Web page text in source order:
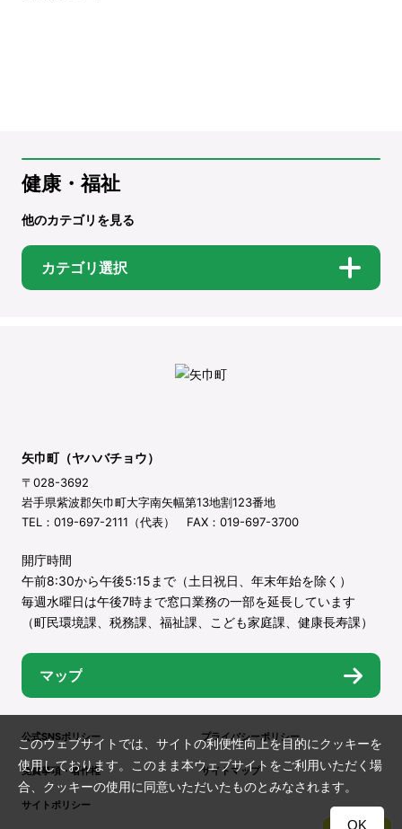
健康・福祉
他のカテゴリを見る
カテゴリ選択
矢巾町（ヤハバチョウ）
〒028-3692
岩手県紫波郡矢巾町大字南矢幅第13地割123番地
TEL：019-697-2111（代表） FAX：019-697-3700
開庁時間
午前8:30から午後5:15まで（土日祝日、年末年始を除く）
毎週水曜日は午後7時まで窓口業務の一部を延長しています
（町民環境課、税務課、福祉課、こども家庭課、健康長寿課）
マップ
公式SNSポリシー プライバシーポリシー
免責事項・著作権 サイトマップ
サイトポリシー
このウェブサイトでは、サイトの利便性向上を目的にクッキーを
使用しております。このまま本ウェブサイトをご利用いただく場
合、クッキーの使用に同意いただいたものとみなされます。
OK